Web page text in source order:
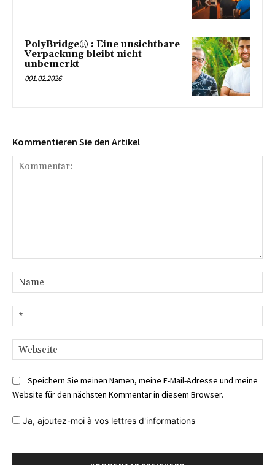
PolyBridge® : Eine unsichtbare
Verpackung bleibt nicht
unbemerkt
001.02.2026
Kommentieren Sie den Artikel
Speichern Sie meinen Namen, meine E-Mail-Adresse und meine
Website für den nächsten Kommentar in diesem Browser.
Ja, ajoutez-moi à vos lettres d'informations